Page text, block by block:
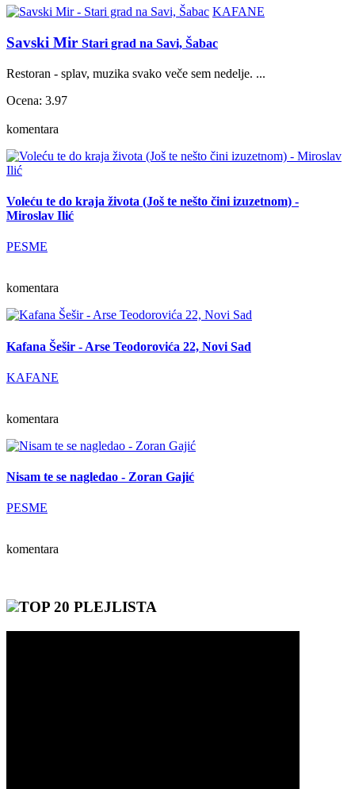
KAFANE
Savski Mir Stari grad na Savi, Šabac
Restoran - splav, muzika svako veče sem nedelje. ...
Ocena: 3.97
komentara
Voleću te do kraja života (Još te nešto čini izuzetnom) -
Miroslav Ilić
PESME
komentara
Kafana Šešir - Arse Teodorovića 22, Novi Sad
KAFANE
komentara
Nisam te se nagledao - Zoran Gajić
PESME
komentara
TOP 20 PLEJLISTA